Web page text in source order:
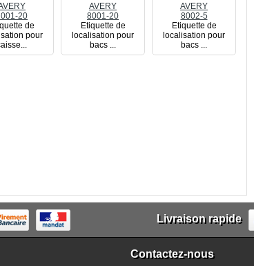
20
de
pour
AVERY
8001-20
Etiquette de
localisation pour
bacs ...
AVERY
8002-5
Etiquette de
localisation pour
bacs ...
Livraison rapide
Contactez-nous